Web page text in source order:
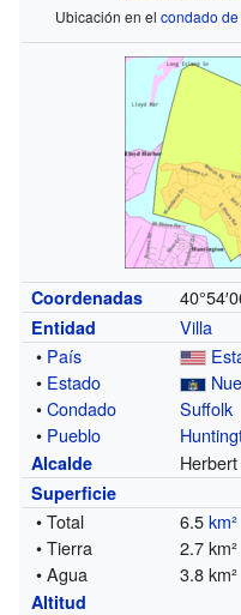
Ubicación en elcondado
Coordenadas
Entidad
Villa
• País
• Estado
•Condado
Suffolk
• Pueblo
Alcalde
Superficie
• Total 6.5km²
• Tierra
2.7 km²
• Agua
3.8 km²
Altitud